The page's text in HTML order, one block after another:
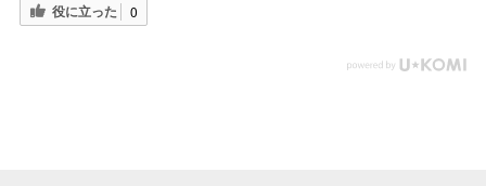
役に立った 0